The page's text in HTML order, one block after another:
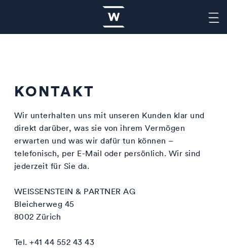
DEUTSCH
ENGLISCH
NEWSLETTER
KONTAKT
Wir unterhalten uns mit unseren Kunden klar und
direkt darüber, was sie von ihrem Vermögen
erwarten und was wir dafür tun können –
telefonisch, per E-Mail oder persönlich. Wir sind
jederzeit für Sie da.
WEISSENSTEIN & PARTNER AG
Bleicherweg 45
8002 Zürich
Tel. +41 44 552 43 43